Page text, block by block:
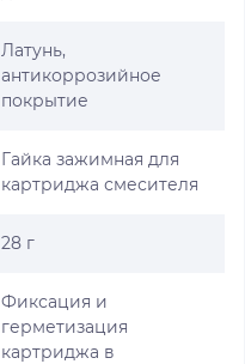
Латунь,
антикоррозийное
покрытие
Гайка зажимная для
картриджа смесителя
28 г
Фиксация и
герметизация
картриджа в